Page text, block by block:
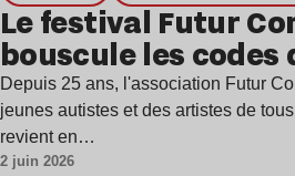
Le festival Futur
bouscule les
Depuis 25 ans, l'association Futur
jeunes autistes et des artistes de
revient en…
2 juin 2026